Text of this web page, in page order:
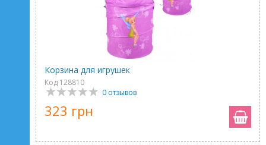
Корзина для игрушек
Код 128810
0 отзывов
323 грн